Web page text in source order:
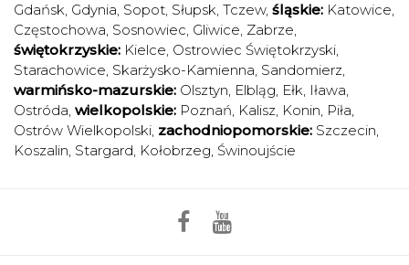
Gdańsk, Gdynia, Sopot, Słupsk, Tczew, śląskie: Katowice,
Częstochowa, Sosnowiec, Gliwice, Zabrze,
świętokrzyskie: Kielce, Ostrowiec Świętokrzyski,
Starachowice, Skarżysko-Kamienna, Sandomierz,
warmińsko-mazurskie: Olsztyn, Elbląg, Ełk, Iława,
Ostróda, wielkopolskie: Poznań, Kalisz, Konin, Piła,
Ostrów Wielkopolski, zachodniopomorskie: Szczecin,
Koszalin, Stargard, Kołobrzeg, Świnoujście